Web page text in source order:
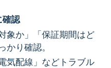
確認
象か」「保証期間はど
かり確認。
気配線」などトラブル